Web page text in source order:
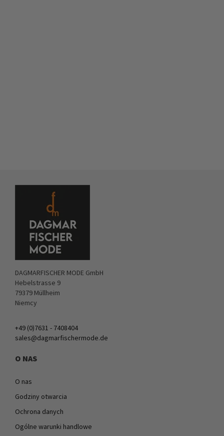
DAGMARFISCHER MODE GmbH
Hebelstrasse 9
79379 Müllheim
Niemcy
+49 (0)7631 - 7408404
sales@dagmarfischermode.de
O NAS
O nas
Godziny otwarcia
Ochrona danych
Ogólne warunki handlowe